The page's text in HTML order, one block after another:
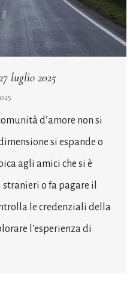
luglio 2025
d’amore non si
si espande o
agli amici che si è
o fa pagare il
le credenziali della
l’esperienza di